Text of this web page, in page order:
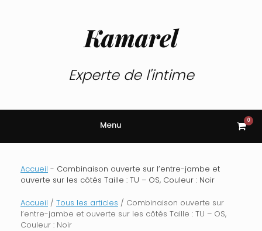
Kamarel
Experte de l'intime
Menu View
cart
0
Accueil - Combinaison ouverte sur l’entre-jambe et
ouverte sur les côtés Taille : TU – OS, Couleur : Noir
Accueil / Tous les articles / Combinaison ouverte sur
l’entre-jambe et ouverte sur les côtés Taille : TU – OS,
Couleur : Noir